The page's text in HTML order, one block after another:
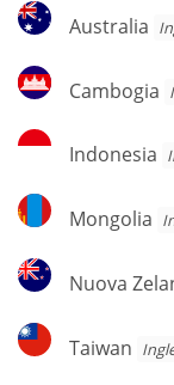
Australia
Australia
Cambogia
Cambogia
Indonesia
Indonesia
Mongolia
Mongolia
Nuova
Zelanda
Nuova
Taiwan
Taiwan